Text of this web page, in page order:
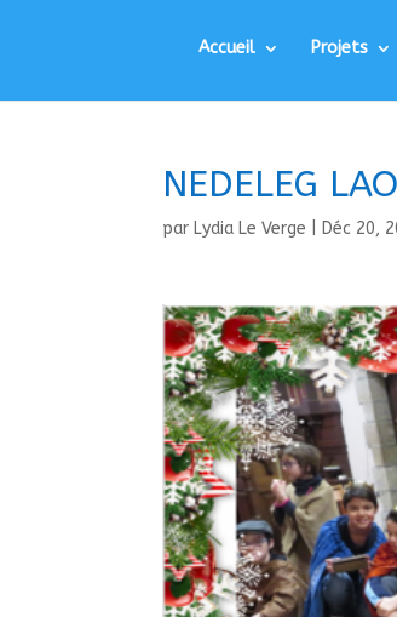
Accueil Projets
NEDELEG
par Lydia Le Verge Déc 20,